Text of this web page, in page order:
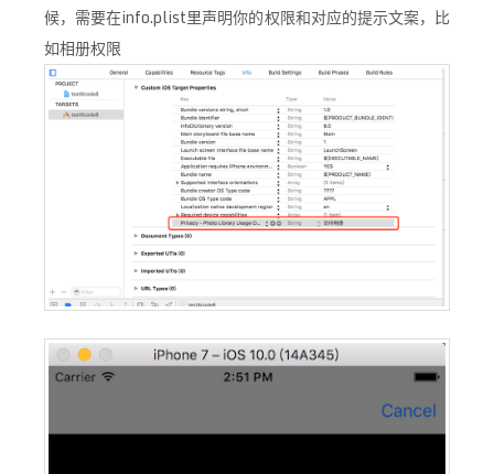
候，需要在info.plist里声明你的权限和对应的提示文案，比
如相册权限